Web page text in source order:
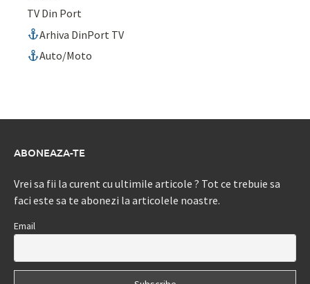
TV Din Port
Arhiva DinPort TV
Auto/Moto
ABONEAZA-TE
Vrei sa fii la curent cu ultimile articole ? Tot ce trebuie sa
faci este sa te abonezi la articolele noastre.
Email